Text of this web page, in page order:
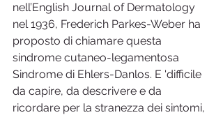
nell’English Journal of Dermatology
nel 1936, Frederich Parkes-Weber ha
proposto di chiamare questa
sindrome cutaneo-legamentosa
Sindrome di Ehlers-Danlos. E 'difficile
da capire, da descrivere e da
ricordare per la stranezza dei sintomi,